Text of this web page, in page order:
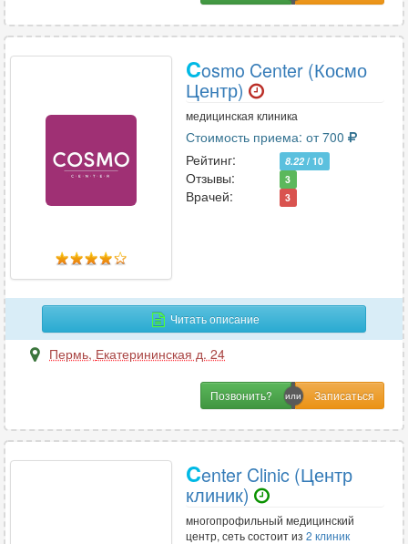
Cosmo Center (Космо
Центр)
медицинская клиника
Стоимость приема: от 700
Рейтинг:
8.22 / 10
Отзывы: 3
Врачей: 3
Читать описание
Пермь, Екатерининская д. 24
Позвонить?
Center Clinic (Центр
клиник)
многопрофильный медицинский
центр, сеть состоит из 2 клиник